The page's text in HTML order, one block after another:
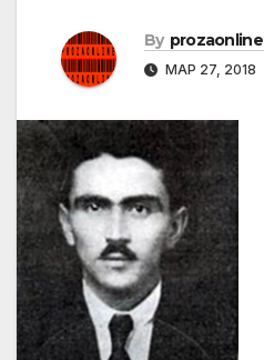
By prozaonline
МАР 27, 2018